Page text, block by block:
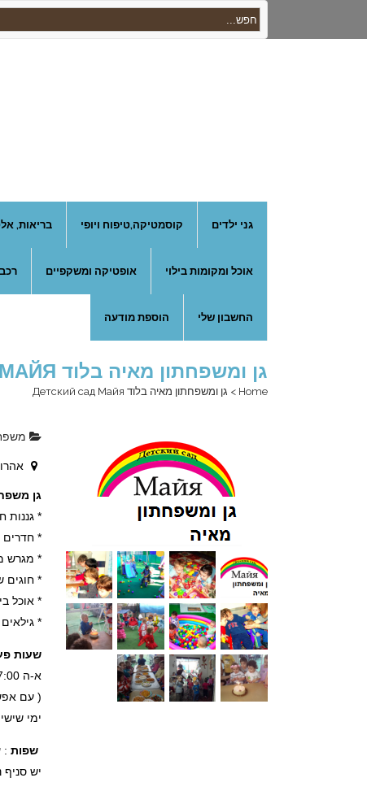
גני ילדים קוסמטיקה,טיפוח ויופי בריאות,
אוכל ומקומות בילוי אופטיקה ומשקפיים
החשבון שלי הוספת מודעה
גן ומשפחתון מאיה בלוד ДЕТСКИЙ САД МАЙЯ
Home
> גן ומשפחתון מאיה בלוד Детский сад Майя
אהרון
גן
* גננות
* חדרים
* מגרש
* חוגים
* אוכל ביתי 4
* גילאים : 3 חודשים ועד 4
שעות
א-ה 7:00 עד 17:00 .
( עם
ימי שישי : 7:00 עד
שפות :
יש סניף